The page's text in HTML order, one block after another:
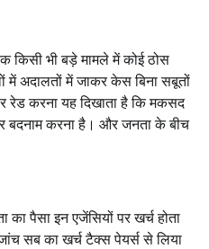
किसी भी बड़े मामले में कोई ठोस
में अदालतों में जाकर केस बिना सबूतों
रेड करना यह दिखाता है कि मकसद
बदनाम करना है। और जनता के बीच
पैसा इन एजेंसियों पर खर्च होता
सब का खर्च टैक्स पेयर्स से लिया